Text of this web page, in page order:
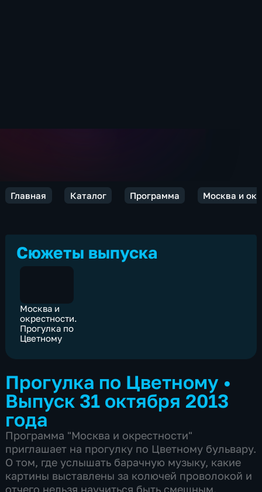
Главная Каталог Программа Москва и
Сюжеты выпуска
Москва и
окрестности.
Прогулка по
Цветному
Прогулка по Цветному •
Выпуск 31 октября 2013
года
Программа "Москва и окрестности"
приглашает на прогулку по Цветному бульвару.
О том, где услышать барачную музыку, какие
картины выставлены за колючей проволокой и
отчего нельзя научиться быть смешным.